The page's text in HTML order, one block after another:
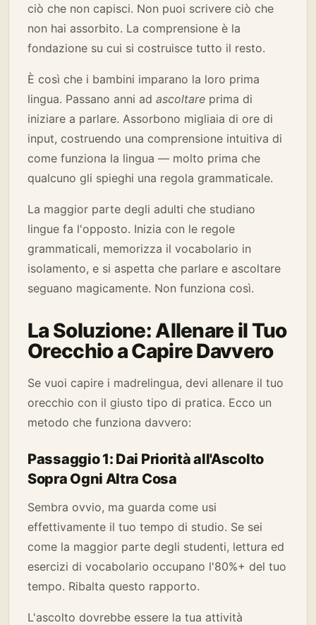
ciò che non capisci. Non puoi scrivere ciò che
non hai assorbito. La comprensione è la
fondazione su cui si costruisce tutto il resto.
È così che i bambini imparano la loro prima
lingua. Passano anni ad ascoltare prima di
iniziare a parlare. Assorbono migliaia di ore di
input, costruendo una comprensione intuitiva di
come funziona la lingua — molto prima che
qualcuno gli spieghi una regola grammaticale.
La maggior parte degli adulti che studiano
lingue fa l'opposto. Inizia con le regole
grammaticali, memorizza il vocabolario in
isolamento, e si aspetta che parlare e ascoltare
seguano magicamente. Non funziona così.
La Soluzione: Allenare il Tuo
Orecchio a Capire Davvero
Se vuoi capire i madrelingua, devi allenare il tuo
orecchio con il giusto tipo di pratica. Ecco un
metodo che funziona davvero:
Passaggio 1: Dai Priorità all'Ascolto
Sopra Ogni Altra Cosa
Sembra ovvio, ma guarda come usi
effettivamente il tuo tempo di studio. Se sei
come la maggior parte degli studenti, lettura ed
esercizi di vocabolario occupano l'80%+ del tuo
tempo. Ribalta questo rapporto.
L'ascolto dovrebbe essere la tua attività